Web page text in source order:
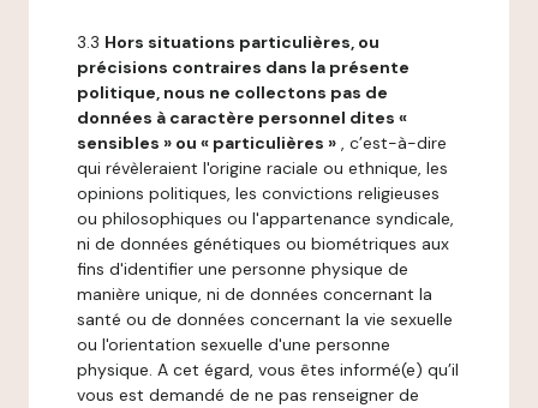
3.3 Hors situations particulières, ou
précisions contraires dans la présente
politique, nous ne collectons pas de
données à caractère personnel dites «
sensibles » ou « particulières » , c’est-à-dire
qui révèleraient l'origine raciale ou ethnique, les
opinions politiques, les convictions religieuses
ou philosophiques ou l'appartenance syndicale,
ni de données génétiques ou biométriques aux
fins d'identifier une personne physique de
manière unique, ni de données concernant la
santé ou de données concernant la vie sexuelle
ou l'orientation sexuelle d'une personne
physique. A cet égard, vous êtes informé(e) qu’il
vous est demandé de ne pas renseigner de